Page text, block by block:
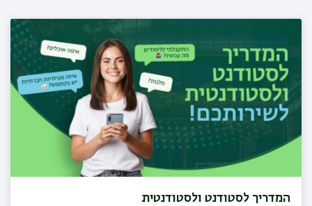
המדריך לסטודנט ולסטודנטית